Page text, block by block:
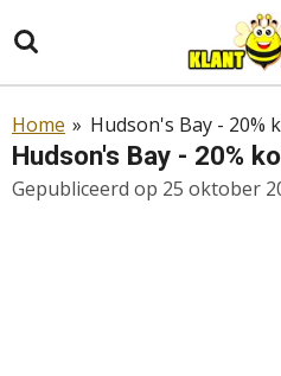
direct
naar
hoofdinhoud
Home » Hudson's Bay - 20%
Hudson's Bay - 20%
Gepubliceerd op 25 oktober